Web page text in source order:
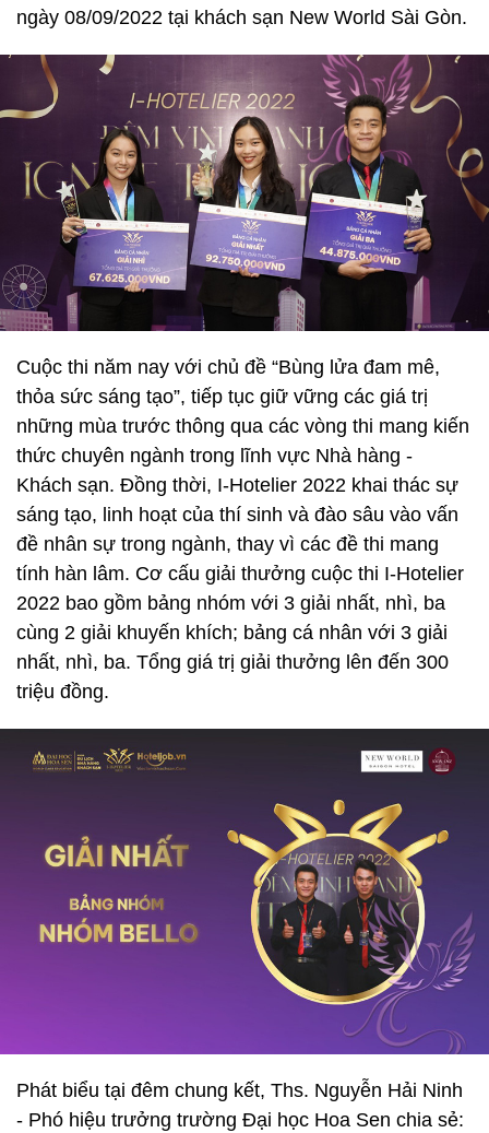
ngày 08/09/2022 tại khách sạn New World Sài Gòn.
Cuộc thi năm nay với chủ đề “Bùng lửa đam mê,
thỏa sức sáng tạo”, tiếp tục giữ vững các giá trị
những mùa trước thông qua các vòng thi mang kiến
thức chuyên ngành trong lĩnh vực Nhà hàng -
Khách sạn. Đồng thời, I-Hotelier 2022 khai thác sự
sáng tạo, linh hoạt của thí sinh và đào sâu vào vấn
đề nhân sự trong ngành, thay vì các đề thi mang
tính hàn lâm. Cơ cấu giải thưởng cuộc thi I-Hotelier
2022 bao gồm bảng nhóm với 3 giải nhất, nhì, ba
cùng 2 giải khuyến khích; bảng cá nhân với 3 giải
nhất, nhì, ba. Tổng giá trị giải thưởng lên đến 300
triệu đồng.
Phát biểu tại đêm chung kết, Ths. Nguyễn Hải Ninh
- Phó hiệu trưởng trường Đại học Hoa Sen chia sẻ: